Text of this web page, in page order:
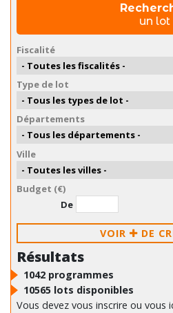
un lot
Fiscalité
Type de lot
Départements
Ville
Budget (€)
De
VOIR DE
Résultats
1042 programmes
10565 lots disponibles
Vous devez vous inscrire ou vous